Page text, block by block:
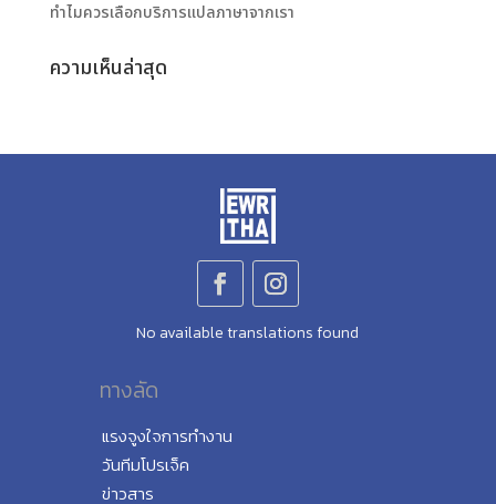
ทำไมควรเลือกบริการแปลภาษาจากเรา
ความเห็นล่าสุด
No available translations found
ทางลัด
แรงจูงใจการทำงาน
วันทีมโปรเจ็ค
ข่าวสาร